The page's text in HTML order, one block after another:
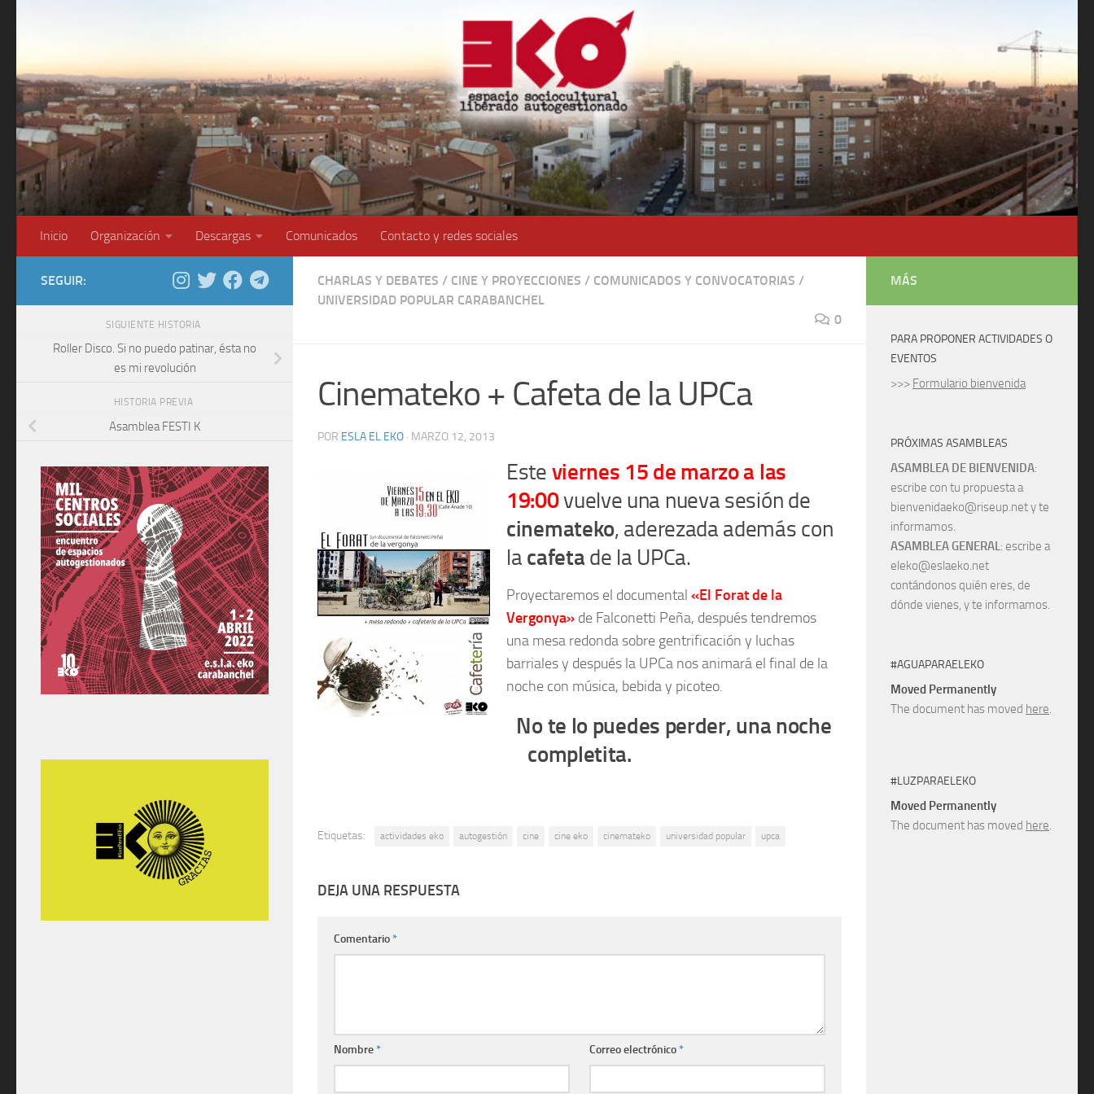
Inicio Organización Descargas Comunicados Contacto y redes sociales
CHARLAS Y DEBATES / CINE Y PROYECCIONES / COMUNICADOS Y CONVOCATORIAS /
UNIVERSIDAD POPULAR CARABANCHEL
0
Cinemateko + Cafeta de la UPCa
POR ESLA EL EKO · MARZO 12, 2013
Este viernes 15 de marzo a las
19:00vuelve una nueva sesión de
cinemateko, aderezada además con
la cafeta de la UPCa.
Proyectaremos el documental «El Forat de la
Vergonya» de Falconetti Peña, después tendremos
una mesa redonda sobre gentrificación y luchas
barriales y después la UPCa nos animará el final de la
noche con música, bebida y picoteo.
No te lo puedes perder, una noche
completita.
Etiquetas: actividades eko autogestión cine cine eko cinemateko universidad popular upca
DEJA UNA RESPUESTA
Comentario*
Nombre* Correo electrónico*
SEGUIR:
SIGUIENTE HISTORIA
Roller Disco. Si no puedo patinar, ésta no
es mi revolución
HISTORIA PREVIA
Asamblea FESTI K
MÁS
PARA PROPONER ACTIVIDADES O
EVENTOS
>>> Formulario bienvenida
PRÓXIMAS ASAMBLEAS
ASAMBLEA DE BIENVENIDA:
escribe con tu propuesta a
bienvenidaeko@riseup.net y te
informamos.
ASAMBLEA GENERAL: escribe a
eleko@eslaeko.net
contándonos quién eres, de
dónde vienes, y te informamos.
#AGUAPARAELEKO
Moved Permanently
The document has moved here.
#LUZPARAELEKO
Moved Permanently
The document has moved here.